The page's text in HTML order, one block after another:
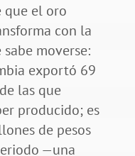
que el oro
con la
moverse:
exportó 69
las que
producido; es
de pesos
—una